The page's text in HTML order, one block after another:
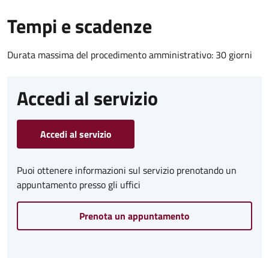
Tempi e scadenze
Durata massima del procedimento amministrativo: 30 giorni
Accedi al servizio
Accedi al servizio
Puoi ottenere informazioni sul servizio prenotando un
appuntamento presso gli uffici
Prenota un appuntamento